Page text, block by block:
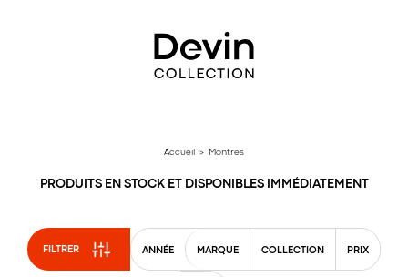
Accueil > Montres
PRODUITS EN STOCK ET DISPONIBLES IMMÉDIATEMENT
FILTRER ANNÉE MARQUE COLLECTION PRIX